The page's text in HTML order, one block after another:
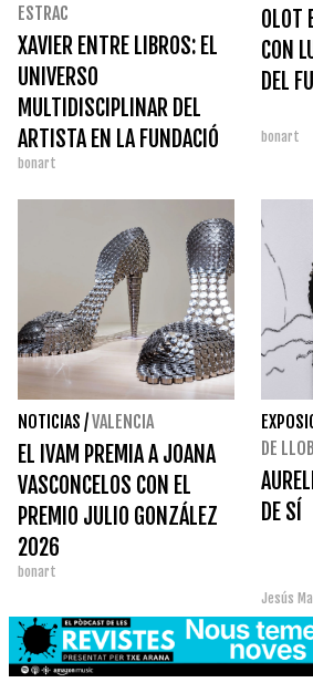
ESTRAC
XAVIER ENTRE LIBROS: EL
UNIVERSO
MULTIDISCIPLINAR DEL
ARTISTA EN LA FUNDACIÓ
PALAU
bonart
OLOT
CON
DEL
bonart
NOTICIAS /VALENCIA
EL IVAM PREMIA A JOANA
VASCONCELOS CON EL
PREMIO JULIO GONZÁLEZ
2026
bonart
DE
DE SÍ
Jesús